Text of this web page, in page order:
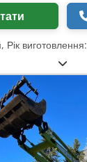
, Рік виготовлення: